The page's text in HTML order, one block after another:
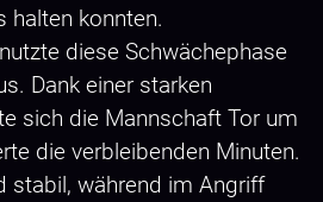
halten konnten.
diese Schwächephase
Dank einer starken
sich die Mannschaft Tor um
die verbleibenden Minuten.
stabil, während im Angriff